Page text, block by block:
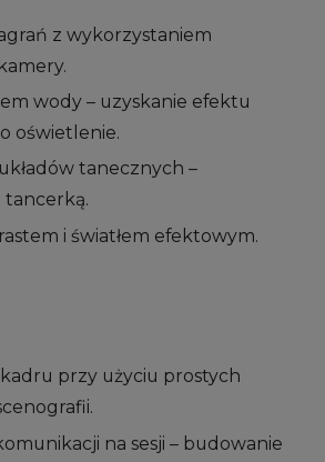
z wykorzystaniem
wody – uzyskanie efektu
oświetlenie.
tanecznych –
tancerką.
i światłem efektowym.
przy użyciu prostych
na sesji – budowanie